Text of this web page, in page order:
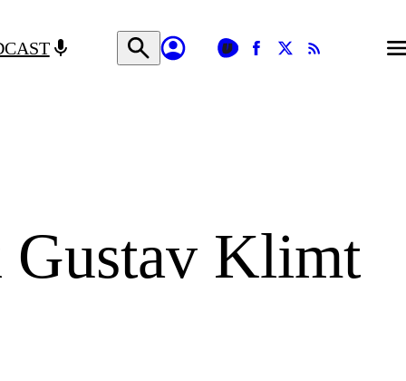
Gustav Klimt